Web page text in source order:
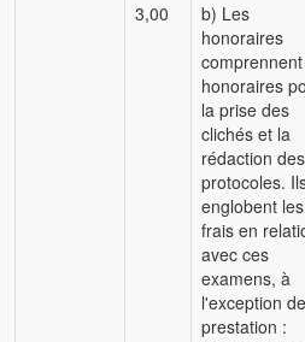
3,00
b) Les
honoraires
honoraires
la prise des
clichés et la
rédaction des
protocoles.
englobent les
frais en
avec ces
examens, à
l'exception
prestation :